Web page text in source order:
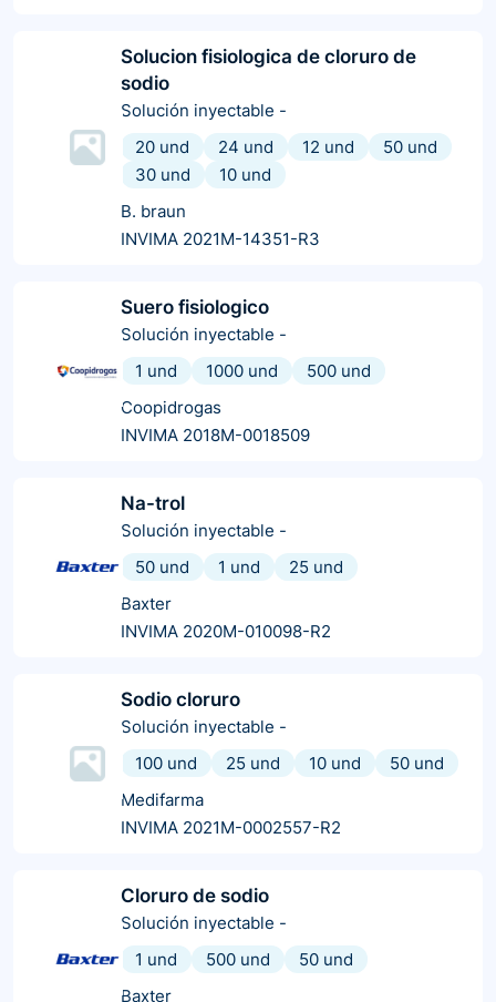
Solucion fisiologica de cloruro de
sodio
Solución inyectable -
20 und
24 und 12 und
50 und
30 und
10 und
B. braun
INVIMA 2021M-14351-R3
Suero fisiologico
Solución inyectable -
1 und
1000 und
500 und
Coopidrogas
INVIMA 2018M-0018509
Na-trol
Solución inyectable -
50 und
1 und
25 und
Baxter
INVIMA 2020M-010098-R2
Sodio cloruro
Solución inyectable -
100 und
25 und 10 und
50 und
Medifarma
INVIMA 2021M-0002557-R2
Cloruro de sodio
Solución inyectable -
1 und
500 und
50 und
Baxter